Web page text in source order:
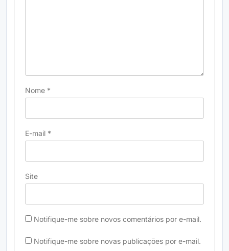
Nome *
E-mail *
Site
Notifique-me sobre novos comentários por e-mail.
Notifique-me sobre novas publicações por e-mail.